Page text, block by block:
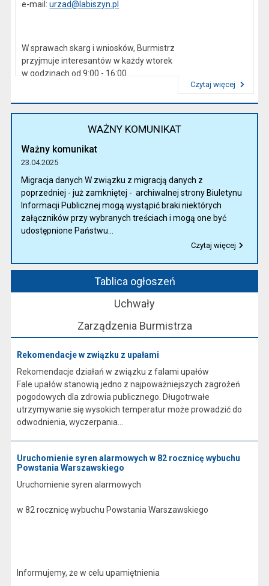
e-mail:urzad@labiszyn.pl
W sprawach skarg i wniosków, Burmistrz
przyjmuje interesantów w każdy wtorek
w godzinach od 9:00 - 16:00
Czytaj więcej
WAŻNY KOMUNIKAT
Ważny komunikat
23.04.2025
Migracja danych W związku z migracją danych z
poprzedniej - już zamkniętej - archiwalnej strony Biuletynu
Informacji Publicznej mogą wystąpić braki niektórych
załączników przy wybranych treściach i mogą one być
udostępnione Państwu...
Czytaj więcej
Tablica ogłoszeń
Uchwały
Zarządzenia Burmistrza
Rekomendacje w związku z upałami
Rekomendacje działań w związku z falami upałów
Fale upałów stanowią jedno z najpoważniejszych zagrożeń
pogodowych dla zdrowia publicznego. Długotrwałe
utrzymywanie się wysokich temperatur może prowadzić do
odwodnienia, wyczerpania...
Uruchomienie syren alarmowych w 82 rocznicę wybuchu
Powstania Warszawskiego
Uruchomienie syren alarmowych
w 82 rocznicę wybuchu Powstania Warszawskiego
Informujemy, że w celu upamiętnienia